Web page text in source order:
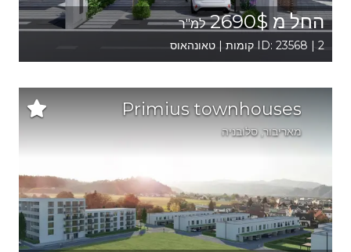
החל מ 2690$ למ"ר
ID: 23568 | 2 קומות | טאונהאוס
Primius townhouses
מאריבור, סלובניה